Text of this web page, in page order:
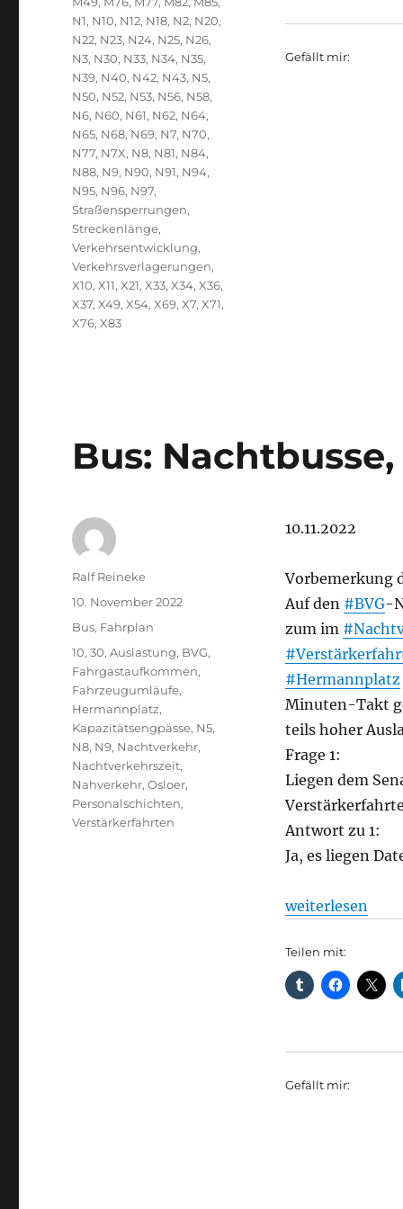
Gefällt mir:
N1, N10, N12, N18, N2, N20,
N22, N23, N24, N25, N26,
N3, N30, N33, N34, N35,
N39, N40, N42, N43, N5,
N50, N52, N53, N56, N58,
N6, N60, N61, N62, N64,
N65, N68, N69, N7, N70,
N77, N7X, N8, N81, N84,
N88, N9, N90, N91, N94,
N95, N96, N97,
Straßensperrungen,
Streckenlänge,
Verkehrsentwicklung,
Verkehrsverlagerungen,
X10,X11,X21,X33,X34,X36,
X37,X49,X54,X69,X7,X71,
X76,X83
Bus:
10.11.2022
Vorbemerkung
Auf den #BVG-
zum im
#Hermannplatz
Minuten-Takt
teils hoher
Frage 1:
Liegen dem
Antwort zu 1:
Ja, es liegen
„Bus:
weiterlesen
Teilen mit:
Gefällt mir:
Autor
Ralf Reineke
Veröffentlicht
10. November 2022
Kategorien
Bus, Fahrplan
Schlagwörter
10,30,Auslastung, BVG,
Fahrgastaufkommen,
Fahrzeugumläufe,
Hermannplatz,
Kapazitätsengpässe, N5,
N8, N9, Nachtverkehr,
Nachtverkehrszeit,
Nahverkehr,Osloer,
Personalschichten,
Verstärkerfahrten